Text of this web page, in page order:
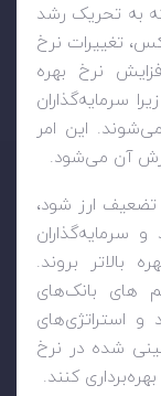
به تحریک رشد
تغییرات نرخ
نرخ بهره
سرمایه‌گذاران
این امر
آن می‌شود.
ارز شود،
سرمایه‌گذاران
بالاتر بروند.
های بانک‌های
و استراتژی‌های
شده در نرخ
کنند.